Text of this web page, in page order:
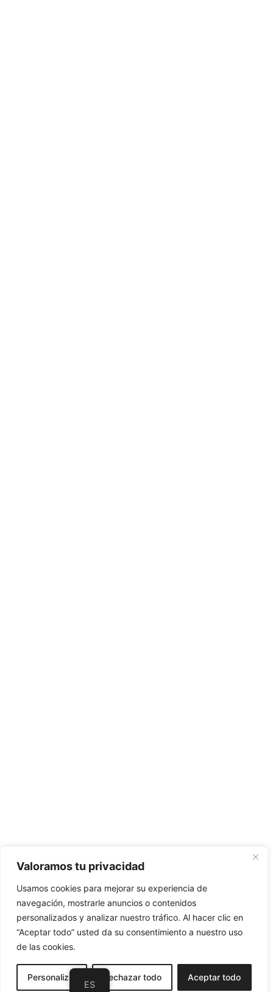
Valoramos tu privacidad
Usamos cookies para mejorar su experiencia de
navegación, mostrarle anuncios o contenidos
personalizados y analizar nuestro tráfico. Al hacer clic en
“Aceptar todo” usted da su consentimiento a nuestro uso
de las cookies.
Personalizar Rechazar todo Aceptar todo
ES